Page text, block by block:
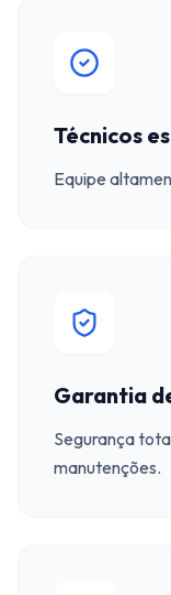
Técnicos
Equipe
Garantia
Segurança
manutenções.